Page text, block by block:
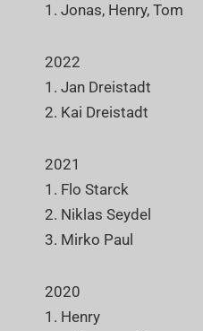
1. Jonas, Henry, Tom
2022
1. Jan Dreistadt
2. Kai Dreistadt
2021
1. Flo Starck
2. Niklas Seydel
3. Mirko Paul
2020
1. Henry